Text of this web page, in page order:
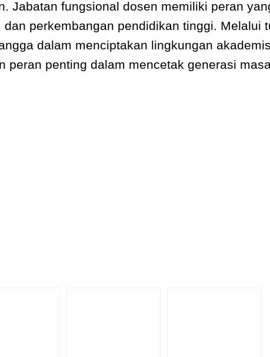
Jabatan fungsional dosen memiliki peran
perkembangan pendidikan tinggi. Melalui
dalam menciptakan lingkungan
peran penting dalam mencetak generasi